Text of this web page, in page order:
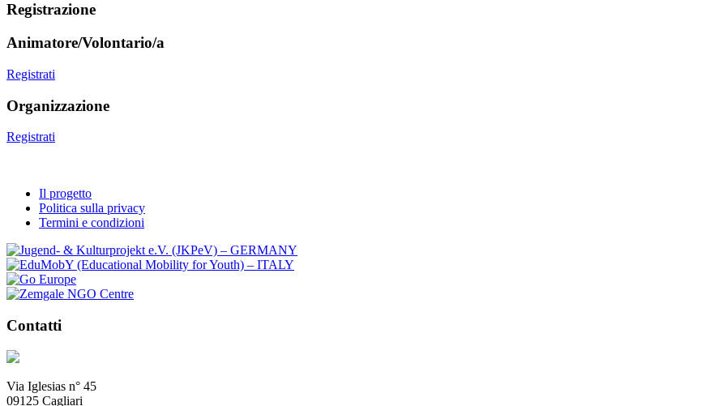
Registrazione
Animatore/Volontario/a
Registrati
Organizzazione
Registrati
Il progetto
Politica sulla privacy
Termini e condizioni
Contatti
Via Iglesias n° 45
09125 Cagliari